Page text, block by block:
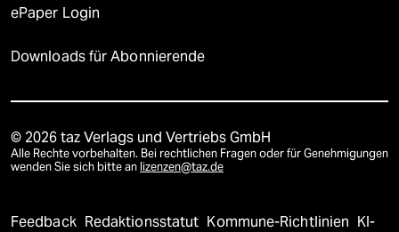
ePaper Login
Downloads für Abonnierende
© 2026 taz Verlags und Vertriebs GmbH
Alle Rechte vorbehalten. Bei rechtlichen Fragen oder für Genehmigungen
wenden Sie sich bitte an lizenzen@taz.de
Feedback Redaktionsstatut Kommune-Richtlinien KI-